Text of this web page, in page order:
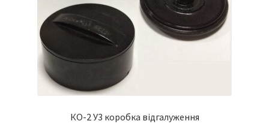
КО-2 У3 коробка відгалуження